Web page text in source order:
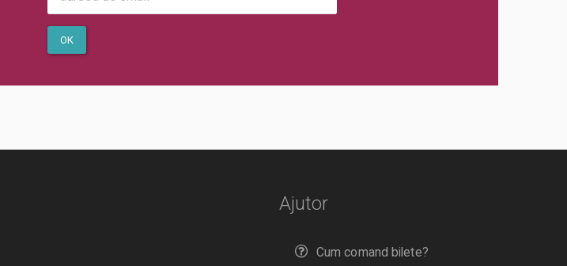
OK
Ajutor
Cum comand bilete?